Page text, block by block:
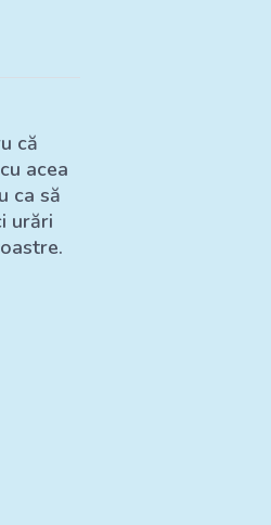
că
acea
ca să
urări